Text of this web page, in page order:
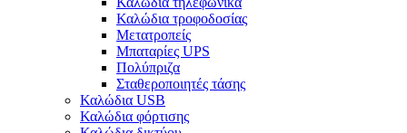
Καλώδια τροφοδοσίας
Μετατροπείς
Μπαταρίες UPS
Πολύπριζα
Σταθεροποιητές τάσης
Καλώδια USB
Καλώδια φόρτισης